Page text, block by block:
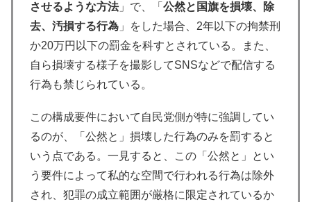
させるような方法」で、「 公然と国旗を損壊、除
去、汚損する行為 」をした場合、2年以下の拘禁刑
か20万円以下の罰金を科すとされている。また、
自ら損壊する様子を撮影してSNSなどで配信する
行為も禁じられている。
この構成要件において自民党側が特に強調してい
るのが、「公然と」損壊した行為のみを罰すると
いう点である。一見すると、この「公然と」とい
う要件によって私的な空間で行われる行為は除外
され、犯罪の成立範囲が厳格に限定されているか